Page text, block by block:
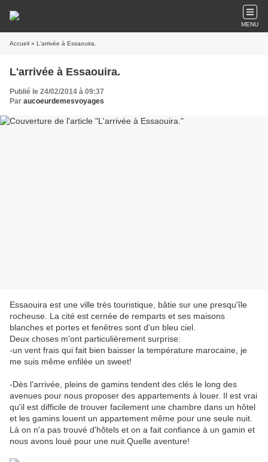
MENU
Accueil » L'arrivée à Essaouira.
L'arrivée à Essaouira.
Publié le 24/02/2014 à 09:37
Par aucoeurdemesvoyages
Essaouira est une ville très touristique, bâtie sur une presqu'île
rocheuse. La cité est cernée de remparts et ses maisons
blanches et portes et fenêtres sont d'un bleu ciel.
Deux choses m'ont particulièrement surprise:
-un vent frais qui fait bien baisser la température marocaine, je
me suis même enfilée un sweet!
-Dès l'arrivée, pleins de gamins tendent des clés le long des
avenues pour nous proposer des appartements à louer. Il est vrai
qu'il est difficile de trouver facilement une chambre dans un hôtel
et les gamins louent un appartement même pour une seule nuit.
Là on n'a pas trouvé d'hôtels et on a fait confiance à un gamin et
nous avons loué pour une nuit.Quelle aventure!